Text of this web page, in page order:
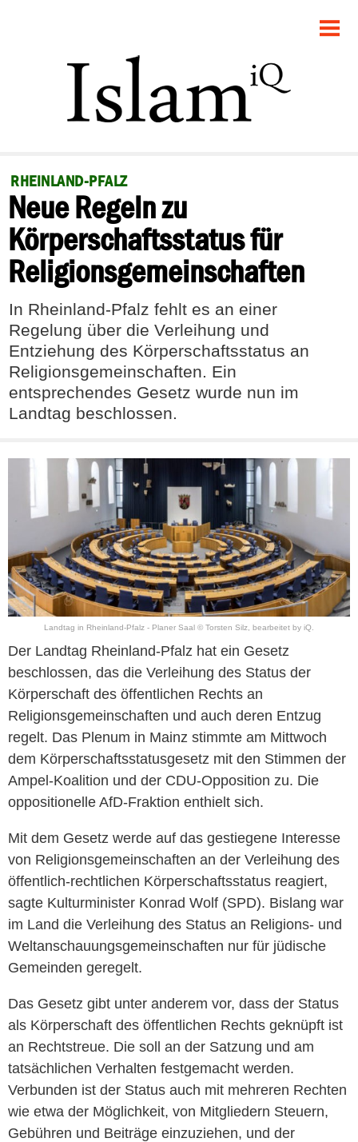
POLITIK
GESELLSCHAFT
RECHT
FEUILLETON
DEBATTE
RHEINLAND-PFALZ
Neue Regeln zu
Körperschaftsstatus für
Religionsgemeinschaften
In Rheinland-Pfalz fehlt es an einer
Regelung über die Verleihung und
Entziehung des Körperschaftsstatus an
Religionsgemeinschaften. Ein
entsprechendes Gesetz wurde nun im
Landtag beschlossen.
Landtag in Rheinland-Pfalz - Planer Saal © Torsten Silz, bearbeitet by iQ.
Der Landtag Rheinland-Pfalz hat ein Gesetz
beschlossen, das die Verleihung des Status der
Körperschaft des öffentlichen Rechts an
Religionsgemeinschaften und auch deren Entzug
regelt. Das Plenum in Mainz stimmte am Mittwoch
dem Körperschaftsstatusgesetz mit den Stimmen der
Ampel-Koalition und der CDU-Opposition zu. Die
oppositionelle AfD-Fraktion enthielt sich.
Mit dem Gesetz werde auf das gestiegene Interesse
von Religionsgemeinschaften an der Verleihung des
öffentlich-rechtlichen Körperschaftsstatus reagiert,
sagte Kulturminister Konrad Wolf (SPD). Bislang war
im Land die Verleihung des Status an Religions- und
Weltanschauungsgemeinschaften nur für jüdische
Gemeinden geregelt.
Das Gesetz gibt unter anderem vor, dass der Status
als Körperschaft des öffentlichen Rechts geknüpft ist
an Rechtstreue. Die soll an der Satzung und am
tatsächlichen Verhalten festgemacht werden.
Verbunden ist der Status auch mit mehreren Rechten
wie etwa der Möglichkeit, von Mitgliedern Steuern,
Gebühren und Beiträge einzuziehen, und der